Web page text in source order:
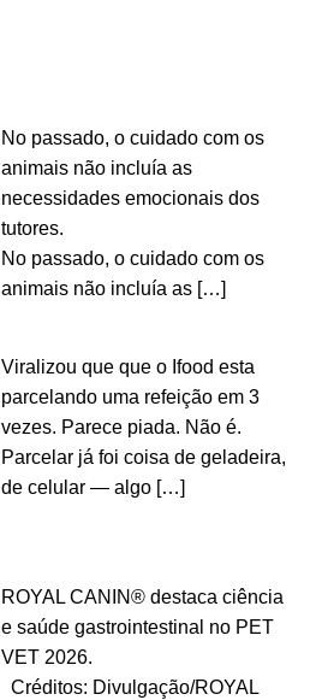
No passado, o cuidado com os
animais não incluía as
necessidades emocionais dos
tutores.
No passado, o cuidado com os
animais não incluía as […]
Viralizou que que o Ifood esta
parcelando uma refeição em 3
vezes. Parece piada. Não é.
Parcelar já foi coisa de geladeira,
de celular — algo […]
ROYAL CANIN® destaca ciência
e saúde gastrointestinal no PET
VET 2026.
Créditos: Divulgação/ROYAL